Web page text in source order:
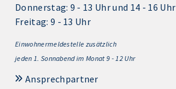
Donnerstag: 9 - 13 Uhr und 14 - 16 Uhr
Freitag: 9 - 13 Uhr
Einwohnermeldestelle zusätzlich
jeden 1. Sonnabend im Monat 9 - 12 Uhr
Ansprechpartner